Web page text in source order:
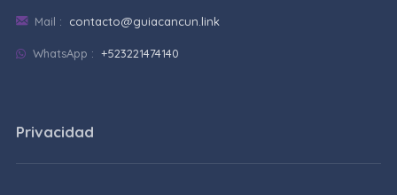
Mail : contacto@guiacancun.link
WhatsApp : +523221474140
Privacidad